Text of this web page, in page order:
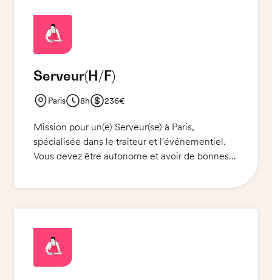
Serveur(H/F)
Paris 8h 236€
Mission pour un(e) Serveur(se) à Paris,
spécialisée dans le traiteur et l'événementiel.
Vous devez être autonome et avoir de bonnes
préparation et du service des plats et des
travaillerez en étroite collaboration avec le
personnel de cuisine et l'équipe de direction.